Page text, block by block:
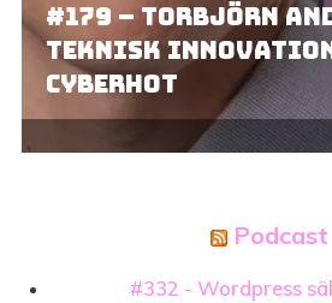
#179 – Torbjörn
teknisk
cyberhot
Podcast
#332 - Wordpress